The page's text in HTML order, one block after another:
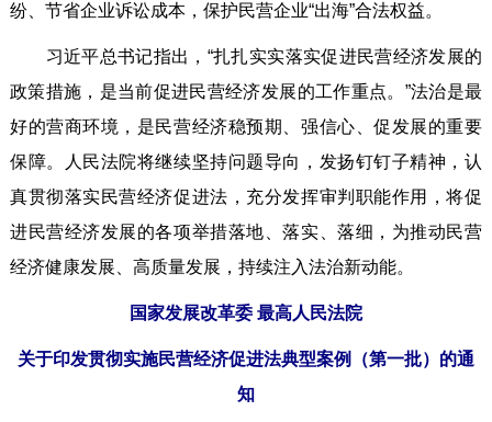
纷、节省企业诉讼成本，保护民营企业“出海”合法权益。
习近平总书记指出，“扎扎实实落实促进民营经济发展的
政策措施，是当前促进民营经济发展的工作重点。”法治是最
好的营商环境，是民营经济稳预期、强信心、促发展的重要
保障。人民法院将继续坚持问题导向，发扬钉钉子精神，认
真贯彻落实民营经济促进法，充分发挥审判职能作用，将促
进民营经济发展的各项举措落地、落实、落细，为推动民营
经济健康发展、高质量发展，持续注入法治新动能。
国家发展改革委 最高人民法院
关于印发贯彻实施民营经济促进法典型案例（第一批）的通
知